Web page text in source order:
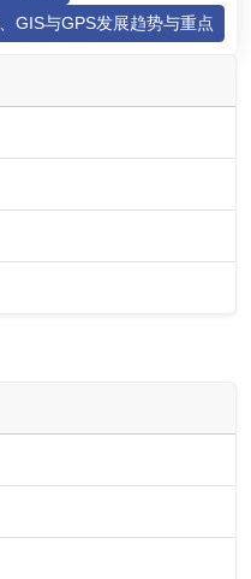
GIS与GPS发展趋势与重点